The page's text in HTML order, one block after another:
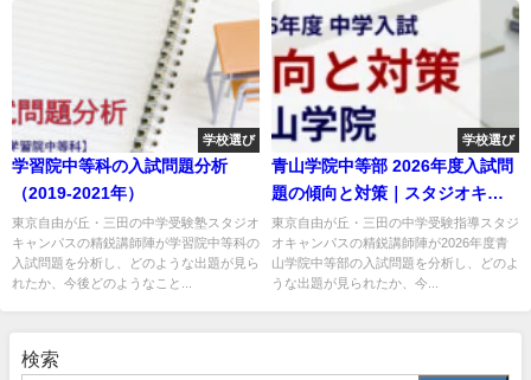
学校選び
学習院中等科の入試問題分析
（2019-2021年）
東京自由が丘・三田の中学受験塾スタジオ
キャンパスの精鋭講師陣が学習院中等科の
入試問題を分析し、どのような出題が見ら
れたか、今後どのようなこと...
学校選び
青山学院中等部 2026年度入試問
題の傾向と対策｜スタジオキャ
ンパス
東京自由が丘・三田の中学受験指導スタジ
オキャンパスの精鋭講師陣が2026年度青
山学院中等部の入試問題を分析し、どのよ
うな出題が見られたか、今...
検索